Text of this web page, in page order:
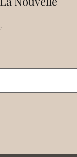
Prix